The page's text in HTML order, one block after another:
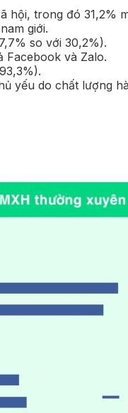
hội, trong đó 31,2%
giới.
so với 30,2%).
Facebook và Zalo.
yếu do chất lượng